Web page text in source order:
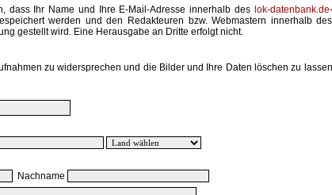
dass Ihr Name und Ihre E-Mail-Adresse innerhalb des lok-datenbank.de-
werden und den Redakteuren bzw. Webmastern innerhalb des
gestellt wird. Eine Herausgabe an Dritte erfolgt nicht.
zu widersprechen und die Bilder und Ihre Daten löschen zu
Nachname